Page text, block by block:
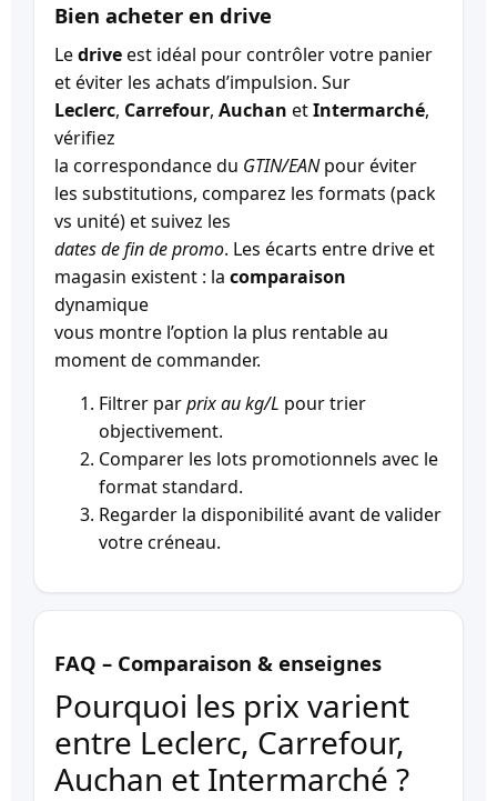
Bien acheter en drive
Ledriveest idéal pour contrôler votre panier
et éviter les achats d’impulsion. Sur
Leclerc, Carrefour, Auchan etIntermarché,
vérifiez
la correspondance du GTIN/EANpour éviter
les substitutions, comparez les formats (pack
vs unité) et suivez les
dates de fin de promo. Les écarts entre drive et
magasin existent : la comparaison
dynamique
vous montre l’option la plus rentable au
moment de commander.
Filtrer parprix au kg/L pour trier
objectivement.
Comparer les lots promotionnels avec le
format standard.
Regarder la disponibilité avant de valider
votre créneau.
FAQ – Comparaison & enseignes
Pourquoi les prix varient
entre Leclerc, Carrefour,
Auchan et Intermarché ?